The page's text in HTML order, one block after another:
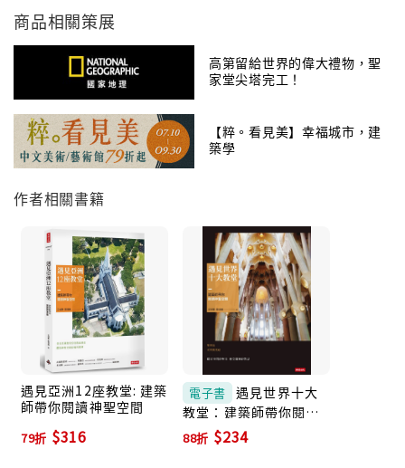
建築，每座教堂皆附建築基本資料、平面與立面透視
圖，以及建築師小檔案，透過建築師專業的導覽與解
讀，讓讀者能夠全方位感受大教堂的深度和真諦。
商品相關策展
高第留給世界的偉大禮物，聖
家堂尖塔完工！
【粹。看見美】幸福城市，建
築學
作者相關書籍
遇見亞洲12座教堂: 建築
師帶你閱讀神聖空間
79折 $316
電子書
遇見世界十大
教堂：建築師帶你閱讀
神聖空間 (電子書)
88折 $234